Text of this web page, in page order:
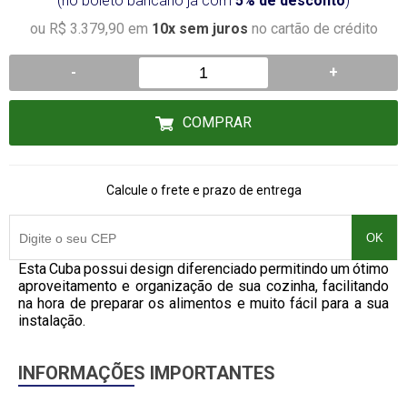
ou R$ 3.379,90 em 10x sem juros no cartão de crédito
- +
COMPRAR
Calcule o frete e prazo de entrega
OK
Esta Cuba possui design diferenciado permitindo um ótimo
aproveitamento e organização de sua cozinha, facilitando
na hora de preparar os alimentos e muito fácil para a sua
instalação.
INFORMAÇÕES IMPORTANTES